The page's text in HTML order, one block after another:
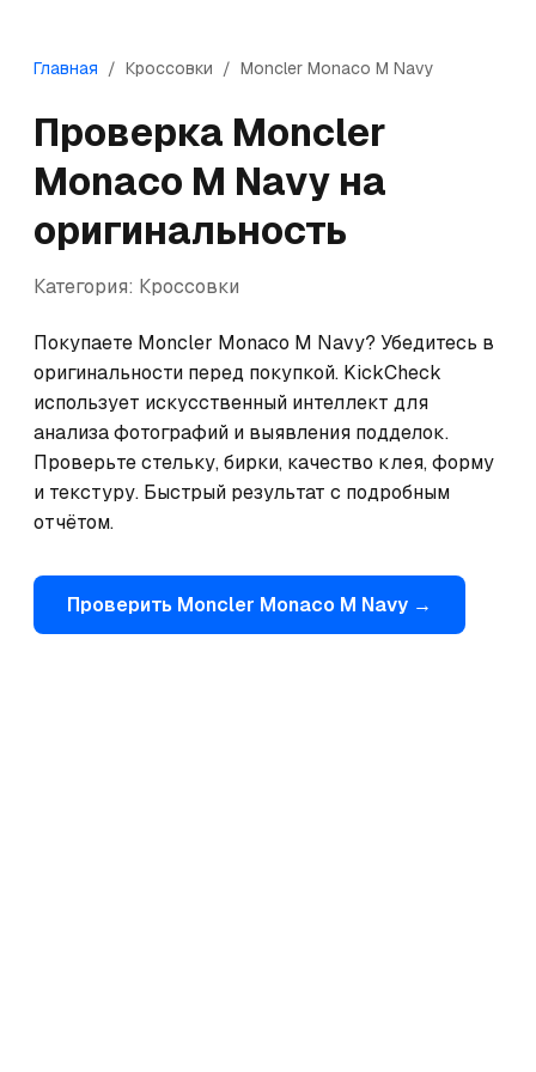
Главная / Кроссовки / Moncler Monaco M Navy
Проверка Moncler
Monaco M Navy на
оригинальность
Категория: Кроссовки
Покупаете Moncler Monaco M Navy? Убедитесь в
оригинальности перед покупкой. KickCheck
использует искусственный интеллект для
анализа фотографий и выявления подделок.
Проверьте стельку, бирки, качество клея, форму
и текстуру. Быстрый результат с подробным
отчётом.
Проверить Moncler Monaco M Navy →